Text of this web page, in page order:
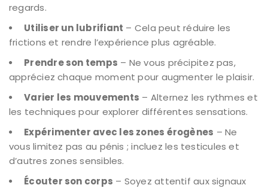
regards.
Utiliser un lubrifiant – Cela peut réduire les
frictions et rendre l’expérience plus agréable.
Prendre son temps – Ne vous précipitez pas,
appréciez chaque moment pour augmenter le plaisir.
Varier les mouvements – Alternez les rythmes et
les techniques pour explorer différentes sensations.
Expérimenter avec les zones érogènes – Ne
vous limitez pas au pénis ; incluez les testicules et
d’autres zones sensibles.
Écouter son corps – Soyez attentif aux signaux